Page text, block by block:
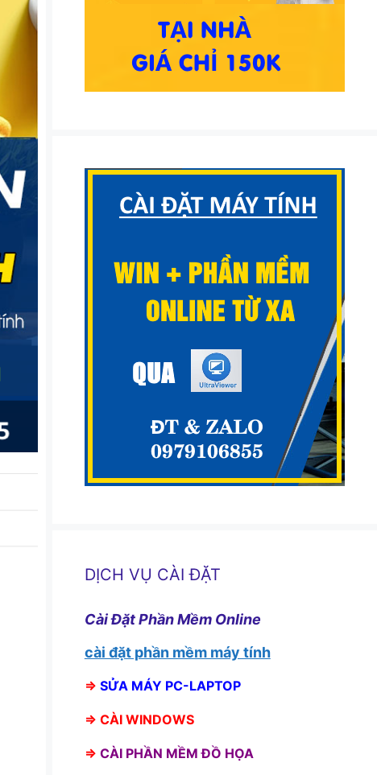
DỊCH VỤ CÀI ĐẶT
Cài Đặt Phần Mềm Online
cài đặt phần mềm máy tính
⇒ SỬA MÁY PC-LAPTOP
⇒ CÀI WINDOWS
⇒ CÀI PHẦN MỀM ĐỒ HỌA